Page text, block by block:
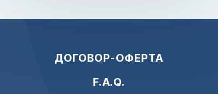
ДОГОВОР-ОФЕРТА
F.A.Q.